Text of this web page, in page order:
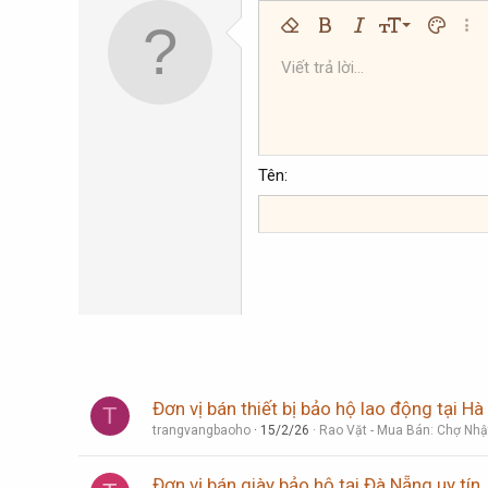
Xóa định dạng
Bold In nghiêngKích thước
9
10
18
22
Màu chữ
Phông chữArial
Tahoma
Times New Roman
Gạch ngang
Gạch chân
Insert horizontal line
SpoilerMã
Viết trả lời...
Tên
T Đơn vị bán thiết bị bảo hộ lao động tại Hà
trangvangbaoho 15/2/26 Rao Vặt - Mua Bán: Chợ